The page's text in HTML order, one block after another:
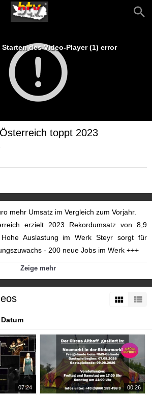
Starten des Video-Player (1) error
toppt 2023
mehr Umsatz im Vergleich zum Vorjahr.
erzielt 2023 Rekordumsatz von 8,9
Auslastung im Werk Steyr sorgt für
- 200 neue Jobs im Werk +++
btvon
Zeige mehr
07:24 00:26